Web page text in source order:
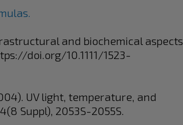
and biochemical aspects.
doi.org/10.1111/1523-
UV light, temperature, and
Suppl), 2053S-2055S.